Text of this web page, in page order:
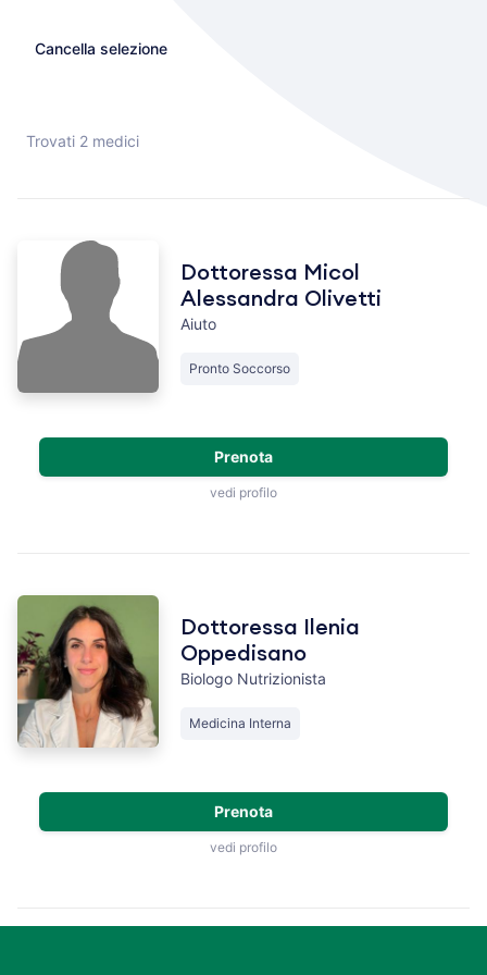
Cancella selezione
Trovati 2 medici
Dottoressa Micol
Alessandra Olivetti
Aiuto
Pronto Soccorso
Prenota
vedi profilo
Dottoressa Ilenia
Oppedisano
Biologo Nutrizionista
Medicina Interna
Prenota
vedi profilo